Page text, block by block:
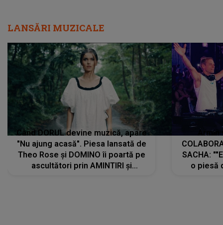
LANSĂRI MUZICALE
Când DORUL devine muzică, apare
"Nu ajung acasă". Piesa lansată de
Theo Rose și DOMINO îi poartă pe
ascultători prin AMINTIRI și
SACHA:
o piesă